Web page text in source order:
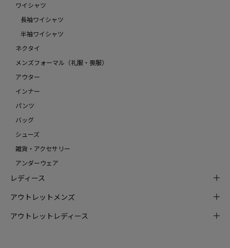
ワイシャツ
長袖ワイシャツ
半袖ワイシャツ
ネクタイ
メンズフォーマル（礼服・喪服）
アウター
インナー
パンツ
バッグ
シューズ
雑貨・アクセサリー
アンダーウェア
レディース
アウトレットメンズ
アウトレットレディース